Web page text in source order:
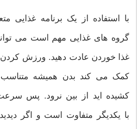
با استفاده از یک برنامه غذایی
گروه های غذایی مهم است می
غذا خوردن عادت دهید. ورزش
کمک می کند بدن همیشه متناسب
کشیده اید از بین نرود. پس
با یکدیگر متفاوت است و اگر